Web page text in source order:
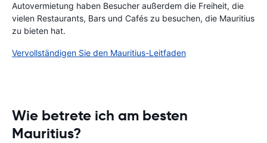
Autovermietung haben Besucher außerdem die Freiheit, die
vielen Restaurants, Bars und Cafés zu besuchen, die Mauritius
zu bieten hat.
Vervollständigen Sie den Mauritius-Leitfaden
Wie betrete ich am besten
Mauritius?